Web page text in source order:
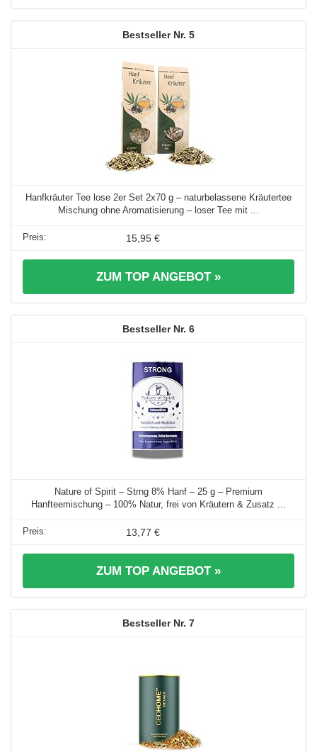
5
Hanfkräuter Tee lose 2er Set 2x70 g – naturbelassene Kräutertee
Mischung ohne Aromatisierung – loser Tee mit ...
15,95 €
ZUM TOP ANGEBOT »
6
Nature of Spirit – Strng 8% Hanf – 25 g – Premium
Hanfteemischung – 100% Natur, frei von Kräutern & Zusatz ...
13,77 €
ZUM TOP ANGEBOT »
7